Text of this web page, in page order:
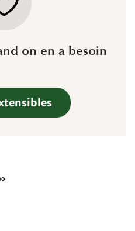
on en a besoin